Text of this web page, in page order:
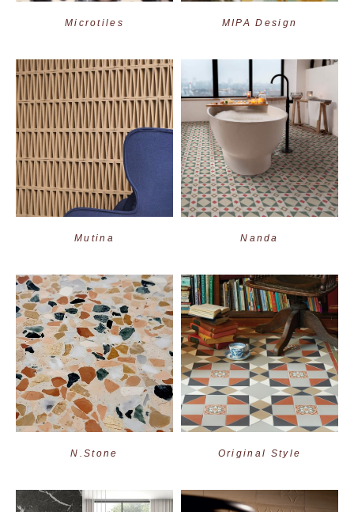
Microtiles MIPA Design
Mutina Nanda
N.Stone Original Style